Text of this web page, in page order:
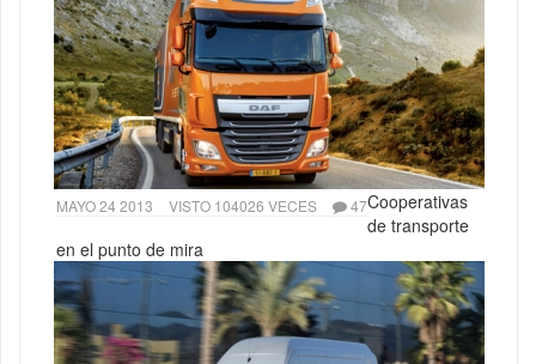
MAYO 24 2013 VISTO 104026 VECES 47Cooperativas
de transporte
en el punto de mira